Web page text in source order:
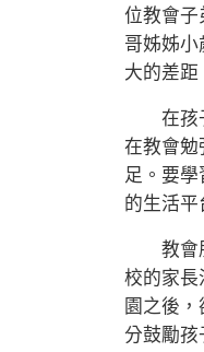
位教會子
哥姊姊
大的差距
在孩子
在教會勉
足。要
的生活平
教會朋
校的家長
園之後
分鼓勵孩